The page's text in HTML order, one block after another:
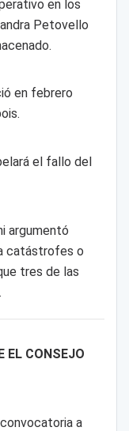
en los
Petovello
en febrero
el fallo del
argumentó
catástrofes o
tres de las
EL CONSEJO
a